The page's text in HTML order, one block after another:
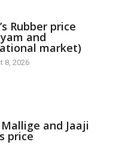
Rubber price
and
market)
8, 2026
and Jaaji
price